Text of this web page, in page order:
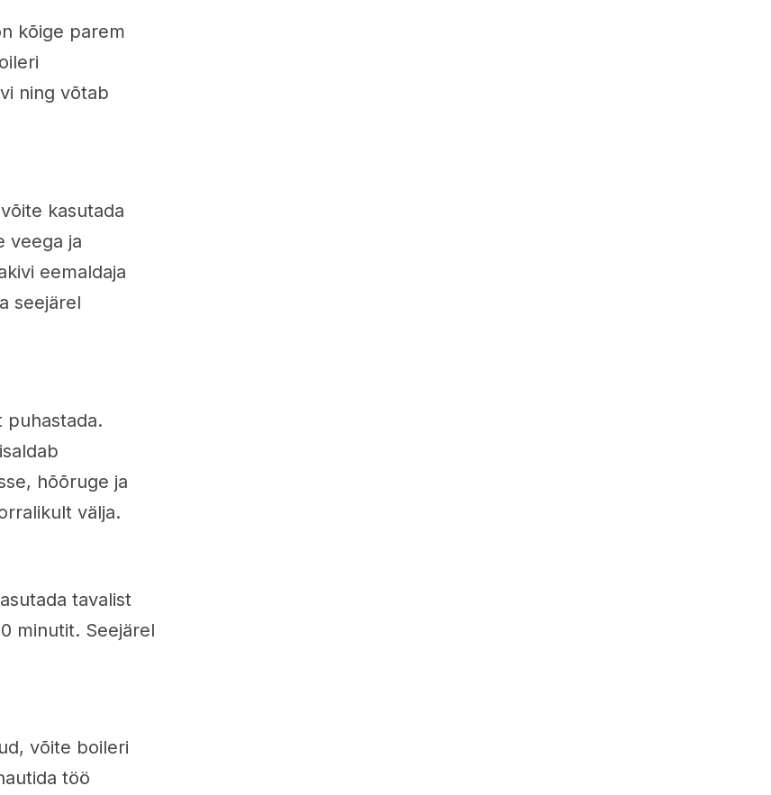
kõige parem
ning võtab
kasutada
veega ja
eemaldaja
seejärel
puhastada.
hõõruge ja
välja.
tavalist
minutit. Seejärel
võite boileri
töö